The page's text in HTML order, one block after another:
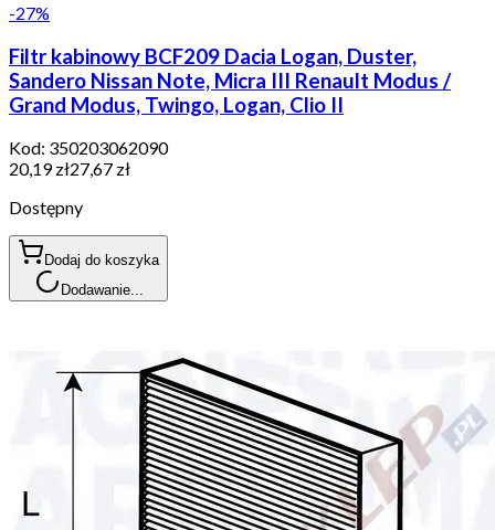
-27%
Filtr kabinowy BCF209 Dacia Logan, Duster,
Sandero Nissan Note, Micra III Renault Modus /
Grand Modus, Twingo, Logan, Clio II
Kod: 350203062090
20,19 zł27,67 zł
Dostępny
Dodaj do koszyka
Dodawanie...